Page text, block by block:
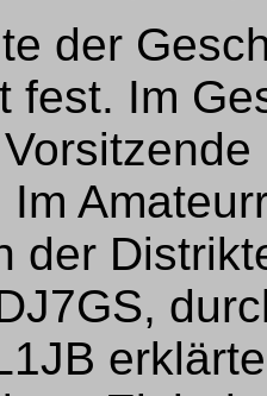
der
fest. Im
der